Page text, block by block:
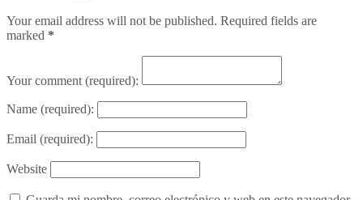
Your email address will not be published. Required fields are
marked *
Your comment (required):
Name (required):
Email (required):
Website